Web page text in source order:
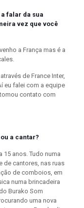
falar da sua
vez que você
a França mas é a
de France Inter,
eu falei com a equipe
contato com
a cantar?
15 anos. Tudo numa
de cantores, nas ruas
de comboios, em
numa brincadeira
Burako Som
uma nova